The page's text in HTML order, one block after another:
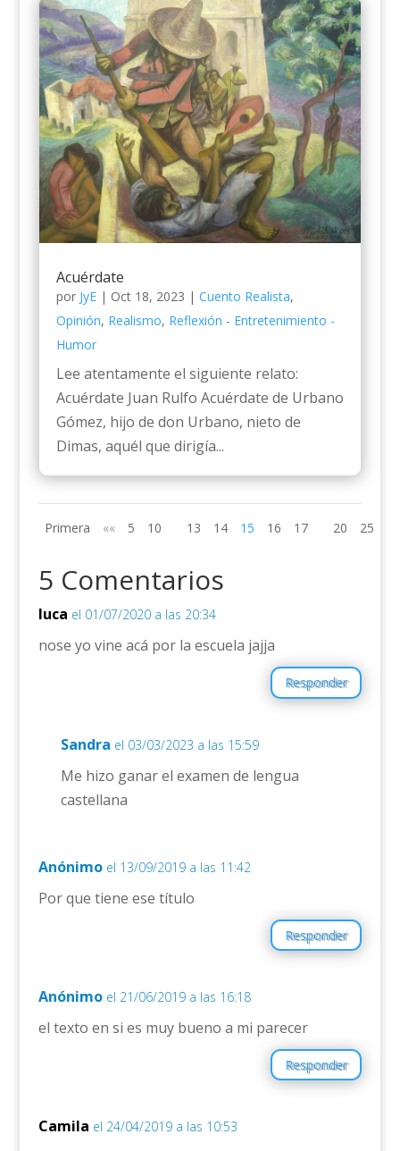
Acuérdate
por JyE| Oct 18, 2023 | Cuento Realista,
Opinión, Realismo, Reflexión - Entretenimiento -
Humor
Lee atentamente el siguiente relato:
Acuérdate Juan Rulfo Acuérdate de Urbano
Gómez, hijo de don Urbano, nieto de
Dimas, aquél que dirigía...
Primera «« 5 10 13 14 15 16 17 20 25
5 Comentarios
luca el 01/07/2020 a las 20:34
nose yo vine acá por la escuela jajja
Responder
Sandra el 03/03/2023 a las 15:59
Me hizo ganar el examen de lengua
castellana
Anónimo el 13/09/2019 a las 11:42
Por que tiene ese título
Responder
Anónimo el 21/06/2019 a las 16:18
el texto en si es muy bueno a mi parecer
Responder
Camila el 24/04/2019 a las 10:53